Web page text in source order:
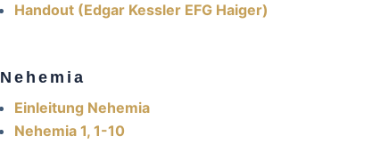
Handout (Edgar Kessler EFG Haiger)
Nehemia
Einleitung Nehemia
Nehemia 1, 1-10